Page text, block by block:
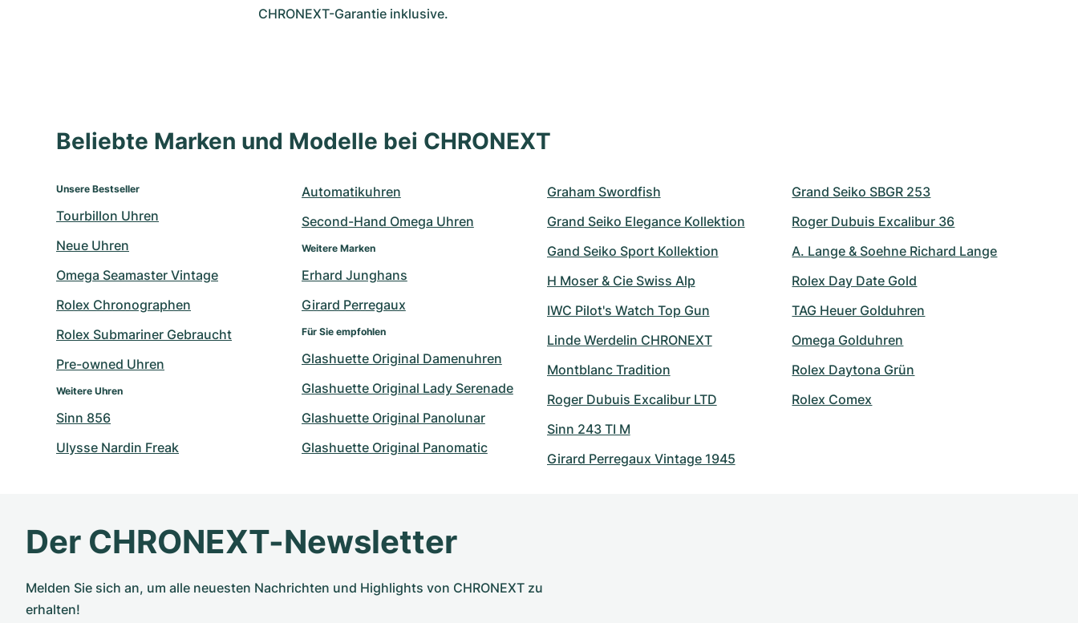
CHRONEXT-Garantie inklusive.
Beliebte Marken und Modelle bei CHRONEXT
Unsere Bestseller
Tourbillon Uhren
Neue Uhren
Omega Seamaster Vintage
Rolex Chronographen
Rolex Submariner Gebraucht
Pre-owned Uhren
Weitere Uhren
Sinn 856
Ulysse Nardin Freak
Automatikuhren
Second-Hand Omega Uhren
Weitere Marken
Erhard Junghans
Girard Perregaux
Für Sie empfohlen
Glashuette Original Damenuhren
Glashuette Original Lady Serenade
Glashuette Original Panolunar
Glashuette Original Panomatic
Graham Swordfish
Grand Seiko Elegance Kollektion
Gand Seiko Sport Kollektion
H Moser & Cie Swiss Alp
IWC Pilot's Watch Top Gun
Linde Werdelin CHRONEXT
Montblanc Tradition
Roger Dubuis Excalibur LTD
Sinn 243 TI M
Girard Perregaux Vintage 1945
Grand Seiko SBGR 253
Roger Dubuis Excalibur 36
A. Lange & Soehne Richard Lange
Rolex Day Date Gold
TAG Heuer Golduhren
Omega Golduhren
Rolex Daytona Grün
Rolex Comex
Der CHRONEXT-Newsletter
Melden Sie sich an, um alle neuesten Nachrichten und Highlights von CHRONEXT zu
erhalten!